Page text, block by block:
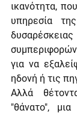
ικανότητα,
υπηρεσία
για να
ηδονή ή τις
Αλλά
"θάνατο",